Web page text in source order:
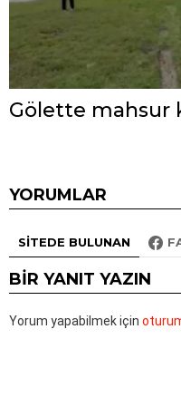
Gölette mahsur
YORUMLAR
SITEDE BULUNAN
BIR YANIT YAZIN
Yorum yapabilmek için